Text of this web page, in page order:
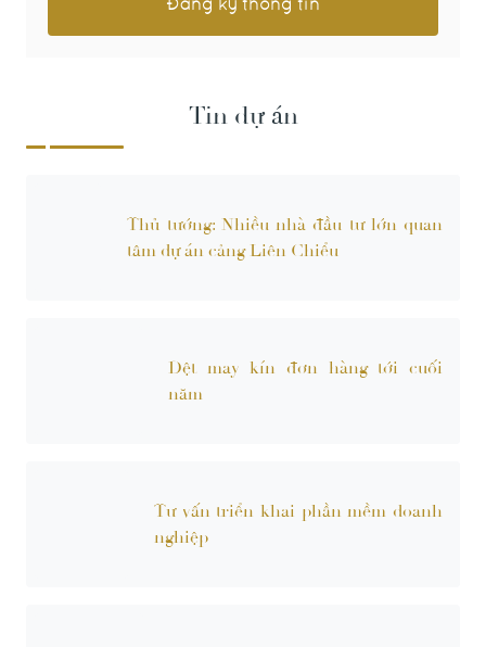
Tin dự án
Thủ tướng: Nhiều nhà đầu tư lớn quan
tâm dự án cảng Liên Chiểu
Dệt may kín đơn hàng tới cuối
năm
Tư vấn triển khai phần mềm doanh
nghiệp